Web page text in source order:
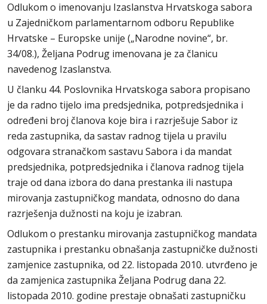
Odlukom o imenovanju Izaslanstva Hrvatskoga sabora
u Zajedničkom parlamentarnom odboru Republike
Hrvatske – Europske unije („Narodne novine“, br.
34/08.), Željana Podrug imenovana je za članicu
navedenog Izaslanstva.
U članku 44. Poslovnika Hrvatskoga sabora propisano
je da radno tijelo ima predsjednika, potpredsjednika i
određeni broj članova koje bira i razrješuje Sabor iz
reda zastupnika, da sastav radnog tijela u pravilu
odgovara stranačkom sastavu Sabora i da mandat
predsjednika, potpredsjednika i članova radnog tijela
traje od dana izbora do dana prestanka ili nastupa
mirovanja zastupničkog mandata, odnosno do dana
razrješenja dužnosti na koju je izabran.
Odlukom o prestanku mirovanja zastupničkog mandata
zastupnika i prestanku obnašanja zastupničke dužnosti
zamjenice zastupnika, od 22. listopada 2010. utvrđeno je
da zamjenica zastupnika Željana Podrug dana 22.
listopada 2010. godine prestaje obnašati zastupničku